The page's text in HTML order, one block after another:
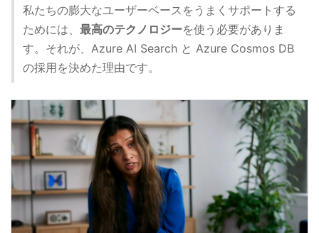
私たちの膨大なユーザーベースをうまくサポートする
ためには、 最高のテクノロジーを使う必要がありま
す。それが、Azure AI Search と Azure Cosmos DB
の採用を決めた理由です。